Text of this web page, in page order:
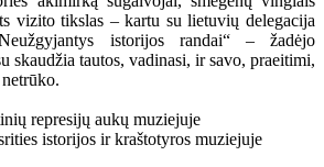
vizito tikslas – kartu su lietuvių delegacija
istorijos randai“ – žadėjo
skaudžia tautos, vadinasi, ir savo, praeitimi,